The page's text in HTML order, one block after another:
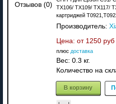
Отзывов (0)
TX106/ TX109/ TX117/
картриджей
Производитель:
Цена: от 1250 руб
плюс доставка
Вес: 0.3 кг.
Количество на
В корзину